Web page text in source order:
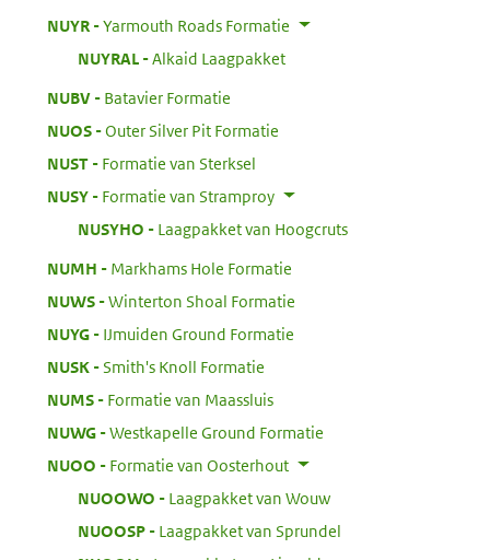
NUYR:
Yarmouth Roads Formatie
NUYRAL
Alkaid Laagpakket
NUBV:
Batavier Formatie
NUOS:
Outer Silver Pit Formatie
NUST:
Formatie van Sterksel
NUSY:
Formatie van Stramproy
NUSYHO
Laagpakket van Hoogcruts
NUMH
Markhams Hole Formatie
NUWS:
Winterton Shoal Formatie
NUYG:
IJmuiden Ground Formatie
NUSK:
Smith's Knoll Formatie
NUMS:
Formatie van Maassluis
NUWG:
Westkapelle Ground Formatie
NUOO
Formatie van Oosterhout
NUOOWO
Laagpakket van Wouw
NUOOSP:
Laagpakket van Sprundel